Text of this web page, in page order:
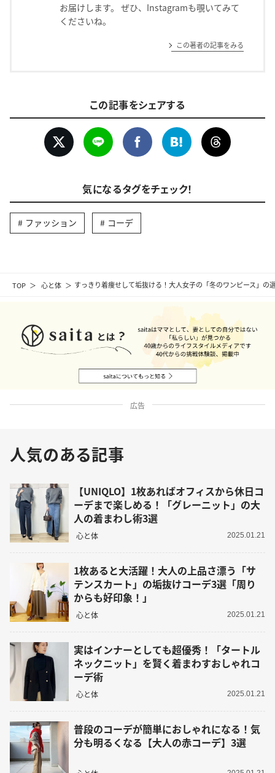
TOP 心と体 すっきり着痩せして垢抜ける！大人女子の「冬のワンピース」の
お届けします。 ぜひ、Instagramも覗いてみて
くださいね。
この著者の記事をみる
この記事をシェアする
気になるタグをチェック！
ファッション コーデ
広告
人気のある記事
【UNIQLO】1枚あればオフィスから休日コ
ーデまで楽しめる！「グレーニット」の大
人の着まわし術3選
心と体 2025.01.21
1枚あると大活躍！大人の上品さ漂う「サ
テンスカート」の垢抜けコーデ3選「周り
からも好印象！」
心と体 2025.01.21
実はインナーとしても超優秀！「タートル
ネックニット」を賢く着まわすおしゃれコ
ーデ術
心と体 2025.01.21
普段のコーデが簡単におしゃれになる！気
分も明るくなる【大人の赤コーデ】3選